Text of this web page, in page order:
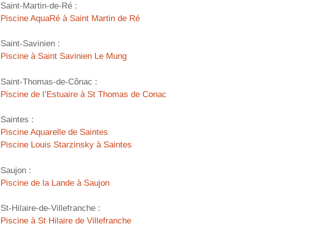
Saint-Martin-de-Ré :
Piscine AquaRé à Saint Martin de Ré
Saint-Savinien :
Piscine à Saint Savinien Le Mung
Saint-Thomas-de-Cônac :
Piscine de l’Estuaire à St Thomas de Conac
Saintes :
Piscine Aquarelle de Saintes
Piscine Louis Starzinsky à Saintes
Saujon :
Piscine de la Lande à Saujon
St-Hilaire-de-Villefranche :
Piscine à St Hilaire de Villefranche